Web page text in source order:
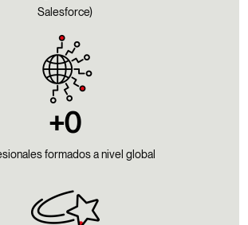
Salesforce)
+0
formados a nivel global​